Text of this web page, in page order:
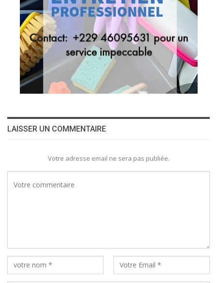
LAISSER UN COMMENTAIRE
Votre adresse email ne sera pas publiée.